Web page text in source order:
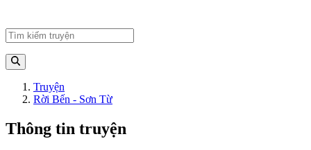
Truyện
Rời Bến - Sơn Từ
Thông tin truyện